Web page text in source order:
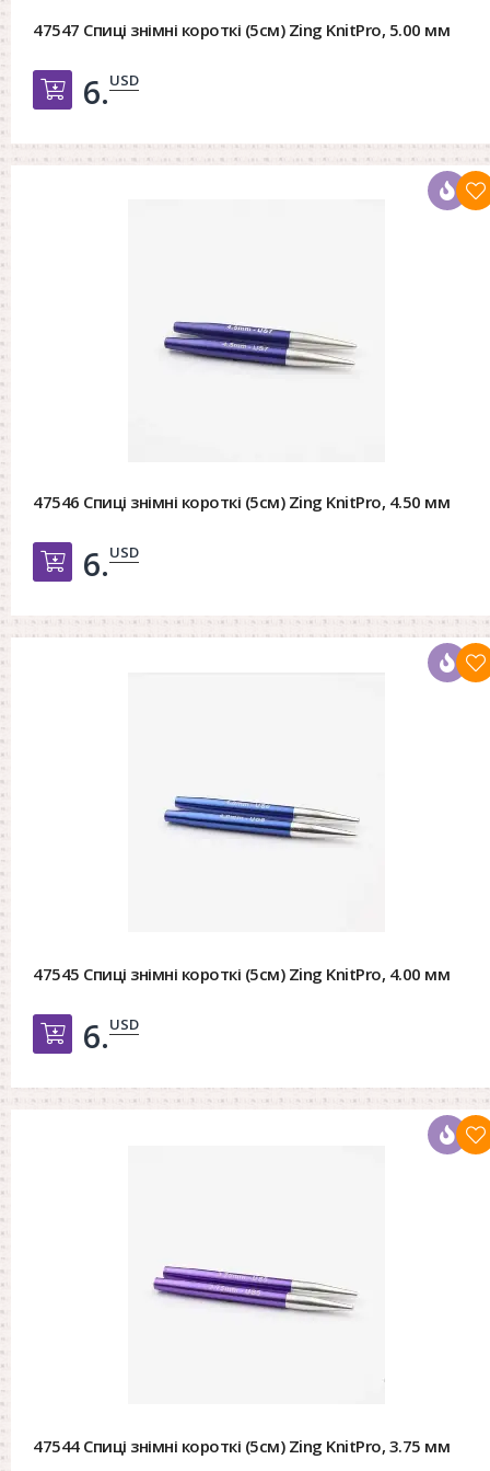
47547 Спиці знімні короткі (5см) Zing KnitPro, 5.00 мм
Добавить в корзину
6.USD
47546 Спиці знімні короткі (5см) Zing KnitPro, 4.50 мм
Добавить в корзину
6.USD
47545 Спиці знімні короткі (5см) Zing KnitPro, 4.00 мм
Добавить в корзину
6.USD
47544 Спиці знімні короткі (5см) Zing KnitPro, 3.75 мм